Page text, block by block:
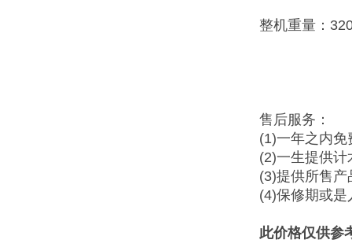
整机重量：
售后服务：
(1)一年之内免
(2)一生提供
(3)提供所售产
(4)保修期或
此价格仅供参